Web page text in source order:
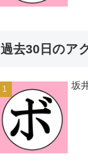
過去30日のア
坂